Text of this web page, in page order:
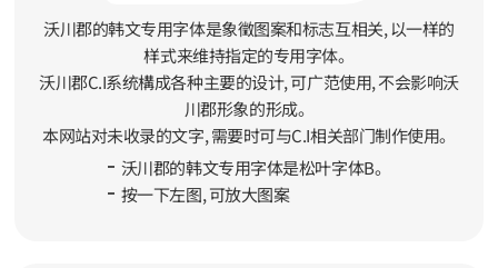
沃川郡的韩文专用字体是象徵图案和标志互相关, 以一样的
样式来维持指定的专用字体。
沃川郡C.I系统構成各种主要的设计, 可广范使用, 不会影响沃
川郡形象的形成。
本网站对未收录的文字, 需要时可与C.I相关部门制作使用。
沃川郡的韩文专用字体是松叶字体B。
按一下左图, 可放大图案